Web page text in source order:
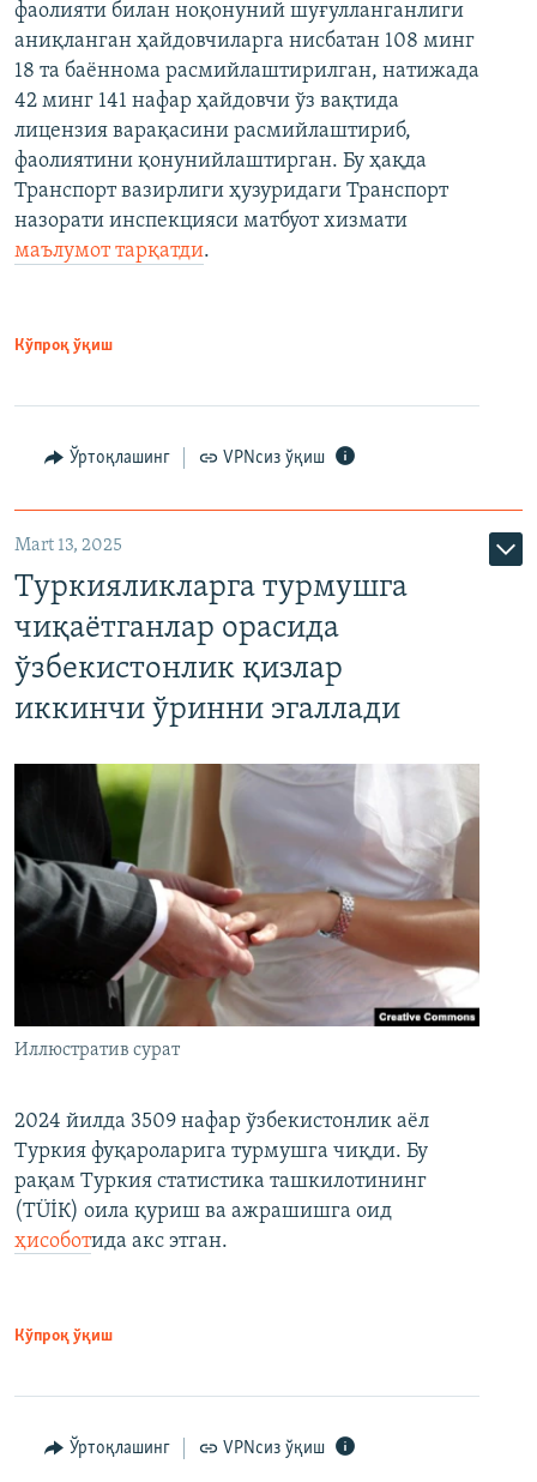
фаолияти билан ноқонуний шуғулланганлиги
аниқланган ҳайдовчиларга нисбатан 108 минг
18 та баённома расмийлаштирилган, натижада
42 минг 141 нафар ҳайдовчи ўз вақтида
лицензия варақасини расмийлаштириб,
фаолиятини қонунийлаштирган. Бу ҳақда
Транспорт вазирлиги ҳузуридаги Транспорт
назорати инспекцияси матбуот хизмати
маълумот тарқатди.
Кўпроқ ўқиш
Ўртоқлашинг VPNсиз ўқиш
Mart 13, 2025
Туркияликларга турмушга
чиқаётганлар орасида
ўзбекистонлик қизлар
иккинчи ўринни эгаллади
Иллюстратив сурат
2024 йилда 3509 нафар ўзбекистонлик аёл
Туркия фуқароларига турмушга чиқди. Бу
рақам Туркия статистика ташкилотининг
(ТÜİК) оила қуриш ва ажрашишга оид
ҳисоботида акс этган.
Кўпроқ ўқиш
Ўртоқлашинг VPNсиз ўқиш